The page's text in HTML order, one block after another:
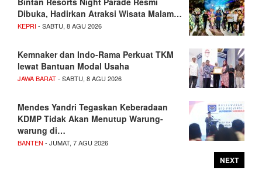
Dibuka, Hadirkan Atraksi Wisata Malam…
KEPRI- SABTU, 8 AGU 2026
Kemnaker dan Indo-Rama Perkuat TKM
lewat Bantuan Modal Usaha
JAWA BARAT- SABTU, 8 AGU 2026
Mendes Yandri Tegaskan Keberadaan
KDMP Tidak Akan Menutup Warung-
warung di…
BANTEN - JUMAT, 7 AGU 2026
NEXT